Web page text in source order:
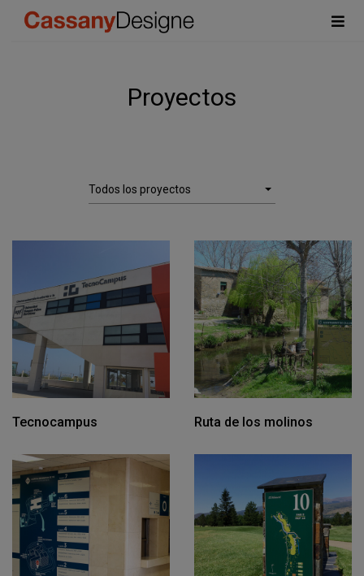
Proyectos
Todos los proyectos
Tecnocampus Ruta de los molinos